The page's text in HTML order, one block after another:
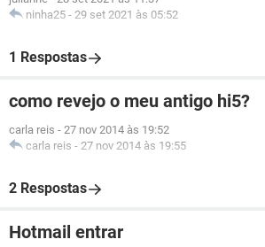
ninha25 - 29 set 2021 às 05:52
1 Respostas
como revejo o meu antigo hi5?
carla reis - 27 nov 2014 às 19:52
carla reis - 27 nov 2014 às 19:55
2 Respostas
Hotmail entrar